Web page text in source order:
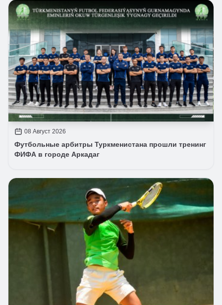
08 Август 2026
Футбольные арбитры Туркменистана прошли тренинг
ФИФА в городе Аркадаг